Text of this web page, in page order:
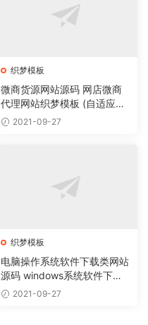
织梦模板
微商货源网站源码 网店微商
代理网站织梦模板 (自适应手
机版)2021-09-27
织梦模板
电脑操作系统软件下载类网站
源码 windows系统软件下载
网站织梦模板
2021-09-27